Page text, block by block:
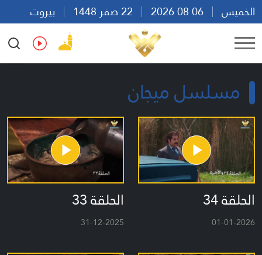
الخميس
بيروت
12:47
Ar En Fr Es
مسلسل ميجان
الحلقة 34
01-01-2026
الحلقة 33
31-12-2025